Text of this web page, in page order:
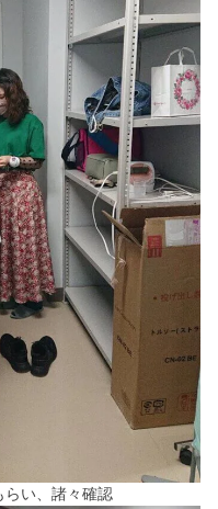
らい、諸々確認